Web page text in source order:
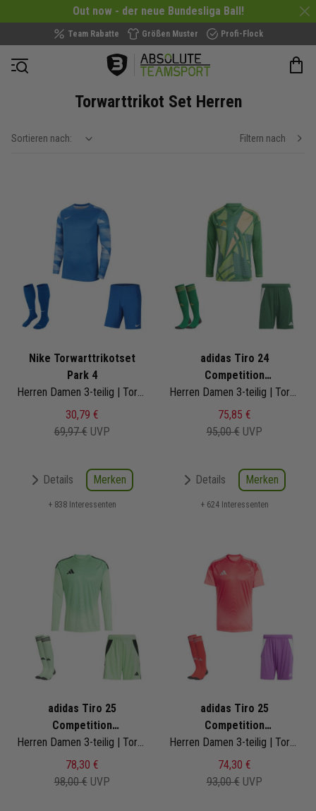
Out now - der neue Bundesliga Ball!
Team Rabatte Größen Muster Profi-Flock
Navigation öffnen
Torwarttrikot Set Herren
Sortieren nach: show filteroptions Filtern nach
Nike Torwarttrikotset
Park 4
30,79 €
69,97 € UVP
Details Merken
+ 838 Interessenten
adidas Tiro 24
Competition
Torwarttrikotset
75,85 €
95,00 € UVP
Details Merken
+ 624 Interessenten
adidas Tiro 25
Competition
Torwarttrikotset
Herren Damen 3-teilig | Torwarttrikot Torwartshorts Torwart Sockenstutzen
78,30 €
98,00 € UVP
adidas Tiro 25
Competition
Torwarttrikotset
Herren Damen 3-teilig | Torwarttrikot kurzarm Torwartshorts Torwart Sockenstutzen
74,30 €
93,00 € UVP